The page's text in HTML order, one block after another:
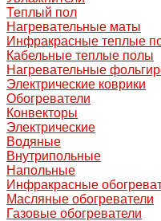
Теплый пол
Нагревательные маты
Инфракрасные теплые
Кабельные теплые полы
Нагревательные
Электрические коврики
Обогреватели
Конвекторы
Электрические
Водяные
Внутрипольные
Напольные
Инфракрасные
Масляные обогреватели
Газовые обогреватели